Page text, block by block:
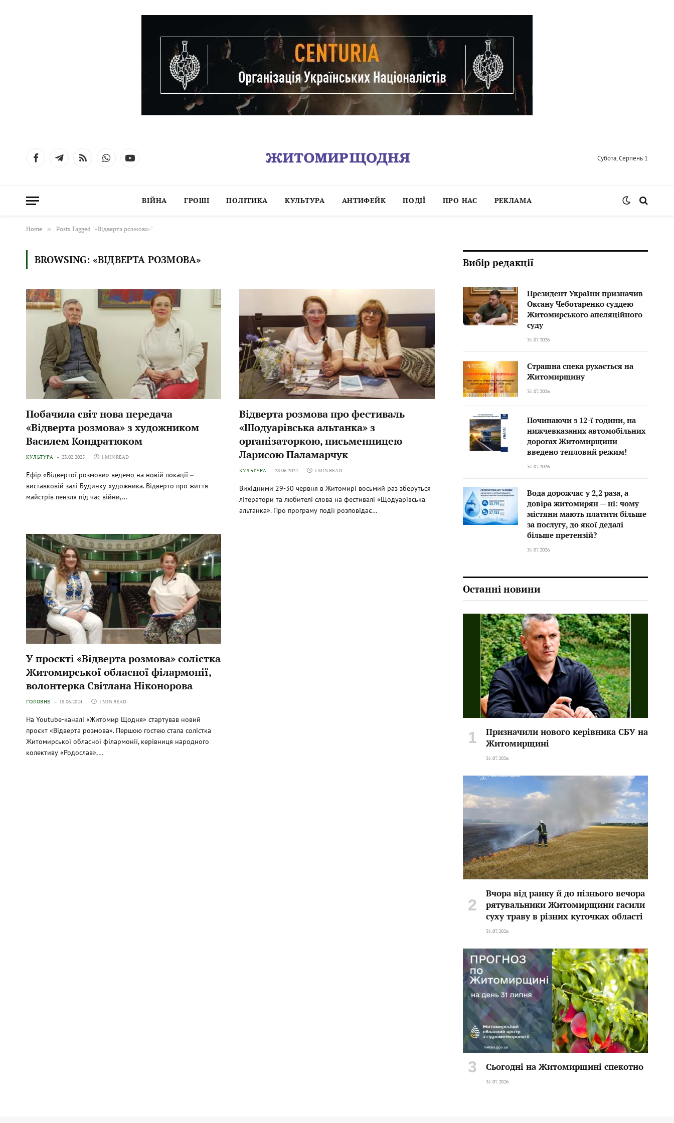
FacebookTelegramRSS WhatsAppYouTube Субота, Серпень 1
ВІЙНА ГРОШІ ПОЛІТИКА КУЛЬТУРА АНТИФЕЙК ПОДІЇ ПРО НАС РЕКЛАМА
Home » Posts Tagged "«Відверта розмова»"
BROWSING: «ВІДВЕРТА РОЗМОВА»
Побачила світ нова передача
«Відверта розмова» з художником
Василем Кондратюком
КУЛЬТУРА 23.02.2025 1 MIN READ
Ефір «Відвертої розмови» ведемо на новій локації
виставковій залі Будинку художника. Відверто про життя
майстрів пензля під час війни,…
Відверта розмова про фестиваль
«Шодуарівська альтанка» з
організаторкою, письменницею
Ларисою Паламарчук
КУЛЬТУРА 28.06.2024 1 MIN READ
Вихідними 29-30 червня в Житомирі восьмий раз зберуться
літератори та любителі слова на фестивалі «Щодуарівська
альтанка». Про програму події розповідає…
У проєкті «Відверта розмова» солістка
Житомирської обласної філармонії,
волонтерка Світлана Ніконорова
ГОЛОВНЕ 18.06.2024 1 MIN READ
На Youtube-каналі «Житомир Щодня» стартував новий
проєкт «Відверта розмова». Першою гостею стала солістка
Житомирської обласної філармонії, керівниця народного
колективу «Родослав»,…
Вибір редакції
Президент України призначив
Оксану Чеботаренко суддею
Житомирського апеляційного
суду
31.07.2026
Страшна спека рухається на
Житомирщину
31.07.2026
Починаючи з 12-ї години, на
нижчевказаних автомобільних
дорогах Житомирщини
введено тепловий режим!
31.07.2026
Вода дорожчає у 2,2 раза, а
довіра житомирян — ні: чому
містяни мають платити більше
за послугу, до якої дедалі
більше претензій?
31.07.2026
Останні новини
Призначили нового керівника СБУ на
Житомирщині
31.07.2026
Вчора від ранку й до пізнього вечора
рятувальники Житомирщини гасили
суху траву в різних куточках області
31.07.2026
Сьогодні на Житомирщині спекотно
31.07.2026